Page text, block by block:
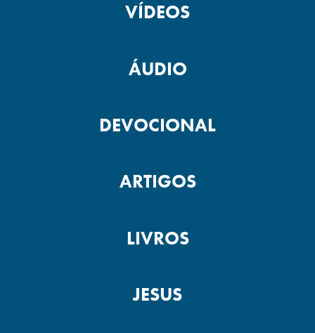
VÍDEOS
ÁUDIO
DEVOCIONAL
ARTIGOS
LIVROS
JESUS